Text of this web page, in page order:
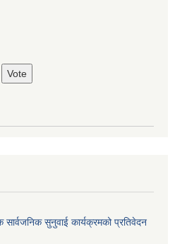
सार्वजनिक सुनुवाई कार्यक्रमको प्रतिवेदन